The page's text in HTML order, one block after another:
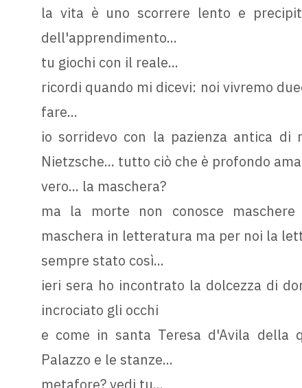
la vita è uno scorrere lento e
dell'apprendimento...
tu giochi con il reale...
ricordi quando mi dicevi: noi vivremo
fare...
io sorridevo con la pazienza antica
Nietzsche... tutto ciò che è profondo
vero... la maschera?
ma la morte non conosce
maschera in letteratura ma per noi la
sempre stato così...
ieri sera ho incontrato la dolcezza di
incrociato gli occhi
e come in santa Teresa d'Avila della
Palazzo e le stanze...
metafore? vedi tu...